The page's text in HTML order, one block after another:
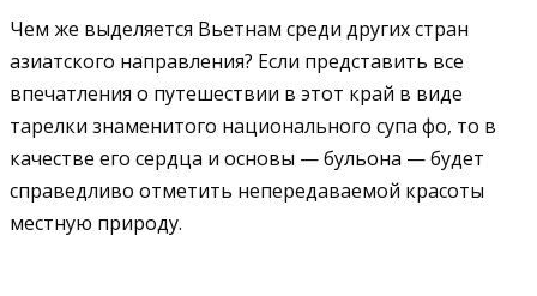
Чем же выделяется Вьетнам среди других стран
азиатского направления? Если представить все
впечатления о путешествии в этот край в виде
тарелки знаменитого национального супа фо, то в
качестве его сердца и основы — бульона — будет
справедливо отметить непередаваемой красоты
местную природу.